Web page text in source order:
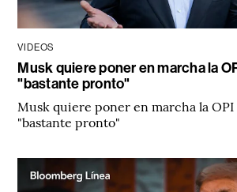
VIDEOS
Musk quiere poner en marcha la
"bastante pronto"
Musk quiere poner en marcha la OPI
"bastante pronto"